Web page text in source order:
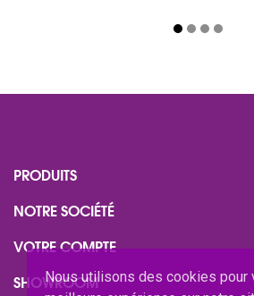
Nous utilisons des cookies pour
PRODUITS
NOTRE SOCIÉTÉ
VOTRE COMPTE
SHOWROOM